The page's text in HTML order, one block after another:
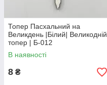
Топер Пасхальний на
Великдень |Білий| Великодній
топер | Б-012
В наявності
8 ₴